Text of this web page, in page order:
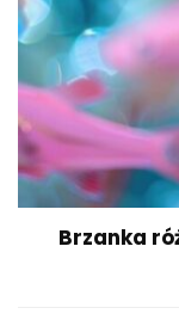
Brzanka